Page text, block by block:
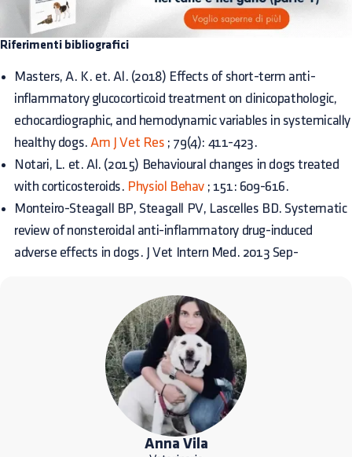
Riferimenti bibliografici
Masters, A. K. et. Al. (2018) Effects of short-term anti-
inflammatory glucocorticoid treatment on clinicopathologic,
echocardiographic, and hemodynamic variables in systemically
healthy dogs. Am J Vet Res ; 79(4): 411-423.
Notari, L. et. Al. (2015) Behavioural changes in dogs treated
with corticosteroids. Physiol Behav ; 151: 609-616.
Monteiro-Steagall BP, Steagall PV, Lascelles BD. Systematic
review of nonsteroidal anti-inflammatory drug-induced
adverse effects in dogs. J Vet Intern Med. 2013 Sep-
Anna Vila